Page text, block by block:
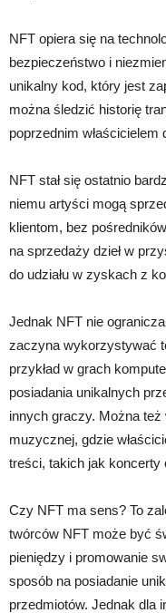
NFT opiera się na
bezpieczeństwo i
unikalny kod, który jest
można śledzić historię
poprzednim właścicielem
NFT stał się ostatnio
niemu artyści mogą
klientom, bez
na sprzedaży dzieł w
do udziału w zyskach z
Jednak NFT nie
zaczyna wykorzystywać
przykład w grach
posiadania unikalnych
innych graczy. Można
muzycznej, gdzie
treści, takich jak koncerty
Czy NFT ma sens? To
twórców NFT może być
pieniędzy i promowanie
sposób na posiadanie
przedmiotów. Jednak dla